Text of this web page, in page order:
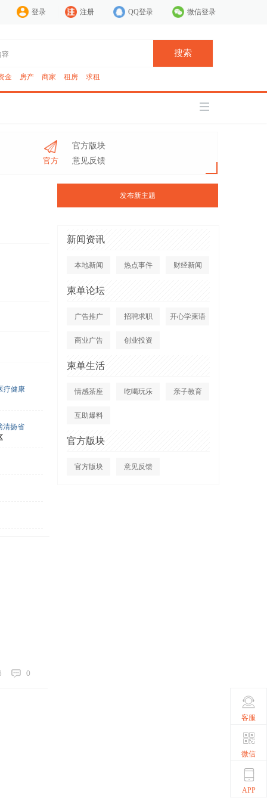
登录 注册 QQ登录 微信登录
搜索
金 房产 商家 租房 求租
官方
官方版块
意见反馈
发布新主题
新闻资讯
本地新闻 热点事件 财经新闻
柬单论坛
广告推广 招聘求职 开心学柬语
商业广告 创业投资
柬单生活
情感茶座 吃喝玩乐 亲子教育
互助爆料
官方版块
官方版块 意见反馈
疗健康
清扬省
0
客服
微信
APP